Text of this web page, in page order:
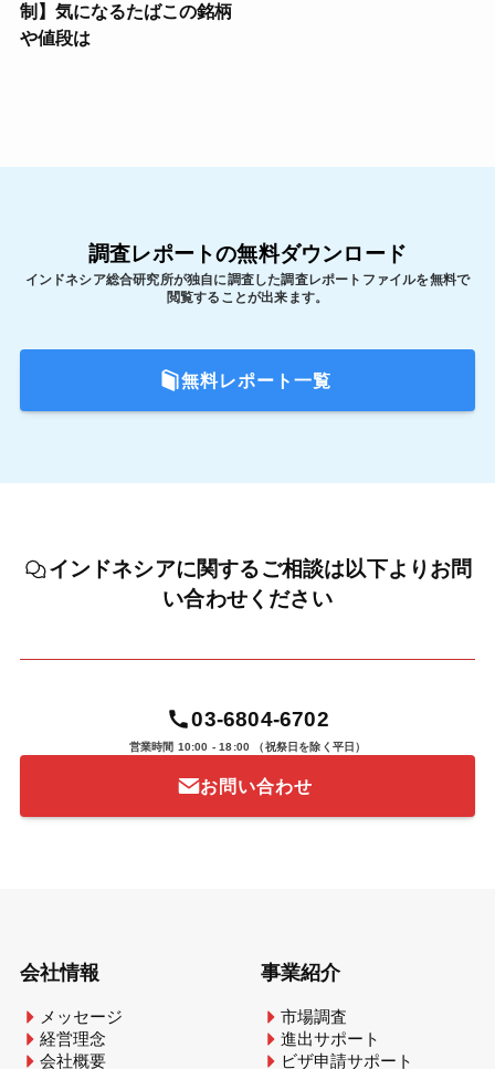
制】気になるたばこの銘柄
や値段は
調査レポートの無料ダウンロード
インドネシア総合研究所が独自に調査した調査レポートファイルを無料で
閲覧することが出来ます。
無料レポート一覧
インドネシアに関するご相談は以下よりお問
い合わせください
03-6804-6702
営業時間 10:00 - 18:00 （祝祭日を除く平日）
お問い合わせ
会社情報
メッセージ
経営理念
会社概要
事業紹介
市場調査
進出サポート
ビザ申請サポート